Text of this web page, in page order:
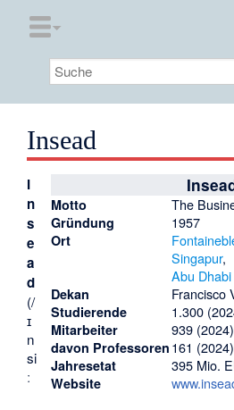
Insead
Motto The
Gründung 1957
Ort
Singapur,
Abu Dhabi
Dekan Francisco
Studierende 1.300
Mitarbeiter 939 (2024)
davon Professoren 161 (2024)
Jahresetat 395 Mio.
Website
I
n
s
e
a
d
(/
ɪ
n
si
ː